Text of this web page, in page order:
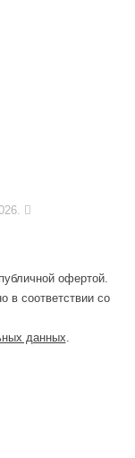
офертой.
в соответствии со
данных